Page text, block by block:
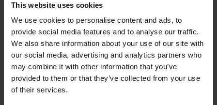
This website uses cookies
We use cookies to personalise content and ads, to
provide social media features and to analyse our traffic.
We also share information about your use of our site with
our social media, advertising and analytics partners who
may combine it with other information that you’ve
provided to them or that they’ve collected from your use
of their services.